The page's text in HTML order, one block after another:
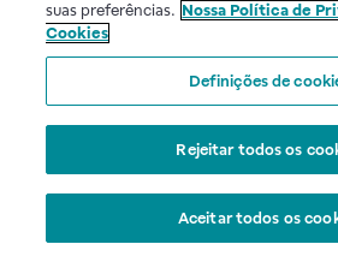
suas preferências. Nossa Política de
Cookies
Definições de
Rejeitar todos os
Aceitar todos os